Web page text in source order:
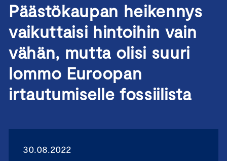
Päästökaupan heikennys
vaikuttaisi hintoihin vain
vähän, mutta olisi suuri
lommo Euroopan
irtautumiselle fossiilista
30.08.2022